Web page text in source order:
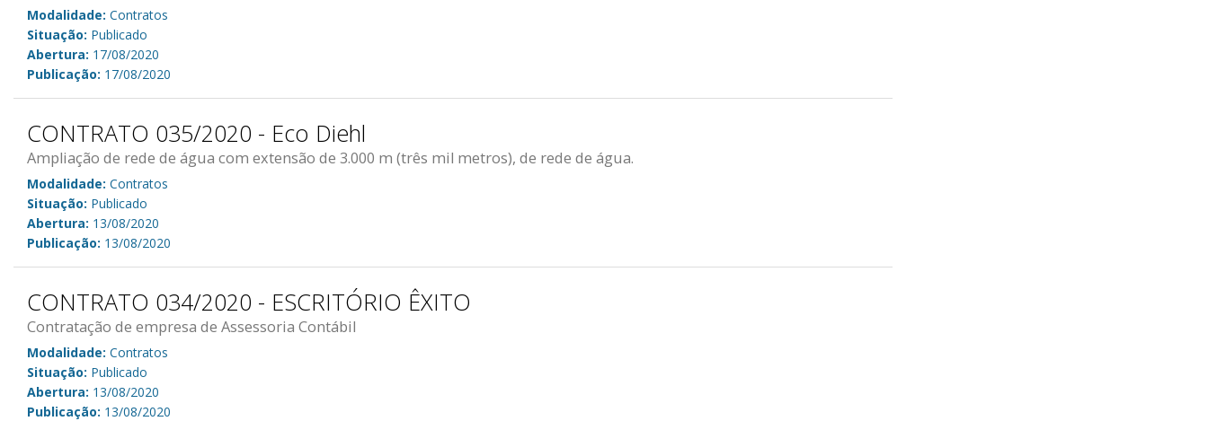
Modalidade: Contratos
Situação: Publicado
Abertura: 17/08/2020
Publicação: 17/08/2020
CONTRATO 035/2020 - Eco Diehl
Ampliação de rede de água com extensão de 3.000 m (três mil metros), de rede de água.
Modalidade: Contratos
Situação: Publicado
Abertura: 13/08/2020
Publicação: 13/08/2020
CONTRATO 034/2020 - ESCRITÓRIO ÊXITO
Contratação de empresa de Assessoria Contábil
Modalidade: Contratos
Situação: Publicado
Abertura: 13/08/2020
Publicação: 13/08/2020